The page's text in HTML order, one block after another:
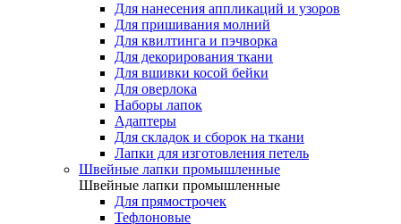
Для нанесения аппликаций и узоров
Для пришивания молний
Для квилтинга и пэчворка
Для декорирования ткани
Для вшивки косой бейки
Для оверлока
Наборы лапок
Адаптеры
Для складок и сборок на ткани
Лапки для изготовления петель
Швейные лапки промышленные
Швейные лапки промышленные
Для прямострочек
Тефлоновые